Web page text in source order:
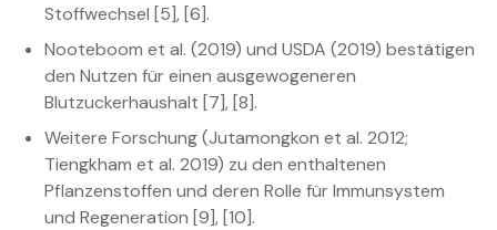
Stoffwechsel [5], [6].
Nooteboom et al. (2019) und USDA (2019) bestätigen
den Nutzen für einen ausgewogeneren
Blutzuckerhaushalt [7], [8].
Weitere Forschung (Jutamongkon et al. 2012;
Tiengkham et al. 2019) zu den enthaltenen
Pflanzenstoffen und deren Rolle für Immunsystem
und Regeneration [9], [10].